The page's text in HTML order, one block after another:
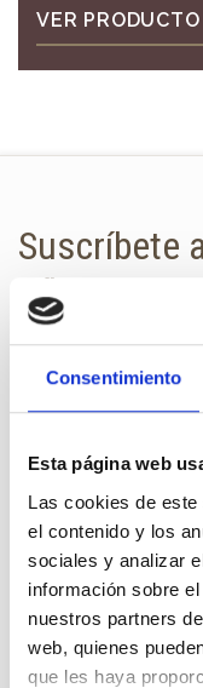
Consentimiento
Esta página web
Las cookies de
el contenido y los
sociales y analizar
información sobre
nuestros partners
web, quienes
que les haya
VER PRODUCTO
Suscríbete
Xíkara
¿Quieres
novedades?
tu correo.
NOMBRE
E-MAIL